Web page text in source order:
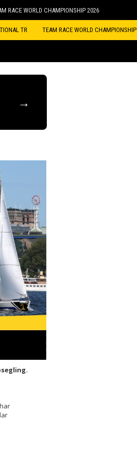
RACE WORLD CHAMPIONSHIP 2026
TR TEAM RACE WORLD CHAMPIONSHIP
→